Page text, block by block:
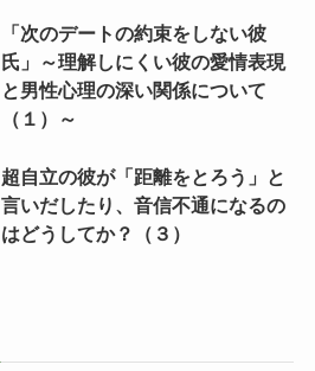
「次のデートの約束をしない彼
氏」～理解しにくい彼の愛情表現
と男性心理の深い関係について
（１）～
超自立の彼が「距離をとろう」と
言いだしたり、音信不通になるの
はどうしてか？（３）